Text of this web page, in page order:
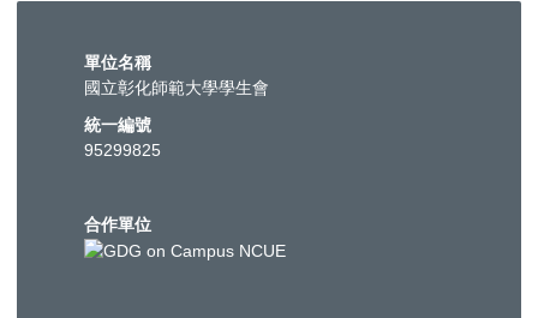
單位名稱
國立彰化師範大學學生會
統一編號
95299825
合作單位